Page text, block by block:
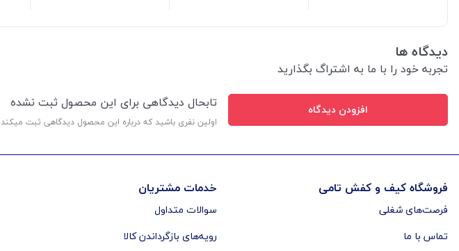
دیدگاه ها
تجربه خود را با ما به اشتراگ بگذارید
افزودن دیدگاه تابحال دیدگاهی برای این محصول ثبت نشده
اولین نفری باشید که درباره این محصول دیدگاهی ثبت میکند
فروشگاه کیف و کفش تامی
فرصت‌های شغلی
تماس با ما
خدمات مشتریان
سوالات متداول
رویه‌های بازگرداندن کالا